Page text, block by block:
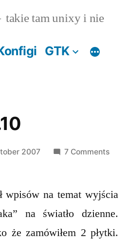
takie tam unixy i nie
GTK
2007 7 Commentson
wpisów na temat wyjścia
na światło dzienne.
że zamówiłem 2 płytki.